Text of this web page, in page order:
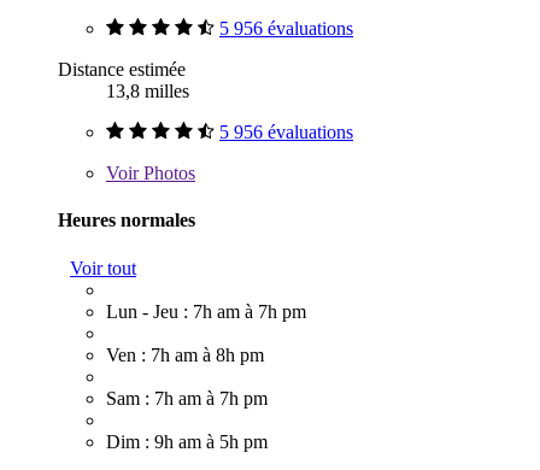
5 956 évaluations
Distance estimée
13,8 milles
5 956 évaluations
VoirPhotos
Heures normales
Voir tout
Lun - Jeu : 7h am à 7h pm
Ven : 7h am à 8h pm
Sam : 7h am à 7h pm
Dim : 9h am à 5h pm